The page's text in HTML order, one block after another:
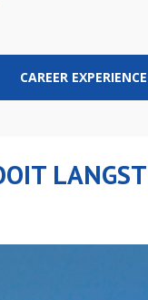
CAREER EXPERIENCE